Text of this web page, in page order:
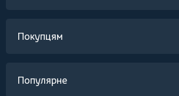
Покупцям
Популярне